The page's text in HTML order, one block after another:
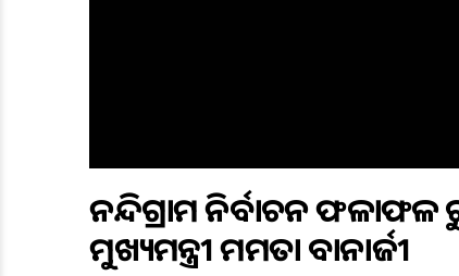
ନନ୍ଦିଗ୍ରାମ ନିର୍ବାଚନ ଫଳାଫଳକୁ
ମୁଖ୍ୟମନ୍ତ୍ରୀ ମମତା ବାନାର୍ଜୀ